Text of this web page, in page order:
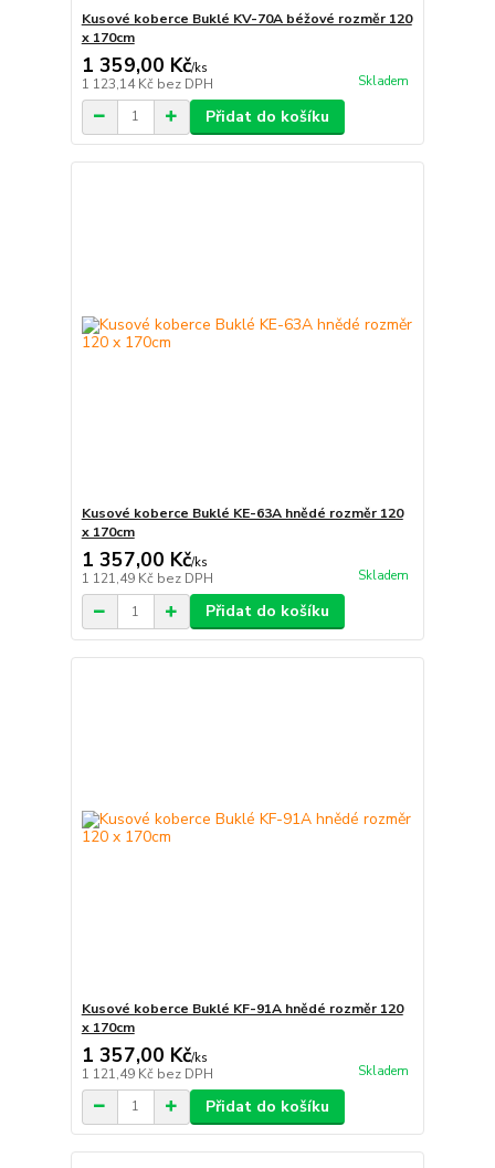
Kusové koberce Buklé KV-70A béžové rozměr 120
x 170cm
1 359,00 Kč/ks
1 123,14 Kč bez DPH Skladem
Přidat do košíku
Kusové koberce Buklé KE-63A hnědé rozměr 120
x 170cm
1 357,00 Kč/ks
1 121,49 Kč bez DPH Skladem
Přidat do košíku
Kusové koberce Buklé KF-91A hnědé rozměr 120
x 170cm
1 357,00 Kč/ks
1 121,49 Kč bez DPH Skladem
Přidat do košíku